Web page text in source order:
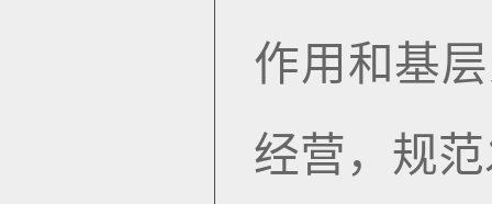
作用和基
经营，规